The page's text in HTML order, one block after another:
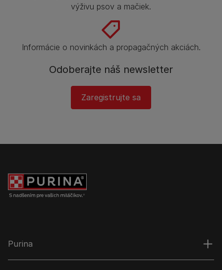
výživu psov a mačiek.
Informácie o novinkách a propagačných akciách.
Odoberajte náš newsletter
Zaregistrujte sa
Purina